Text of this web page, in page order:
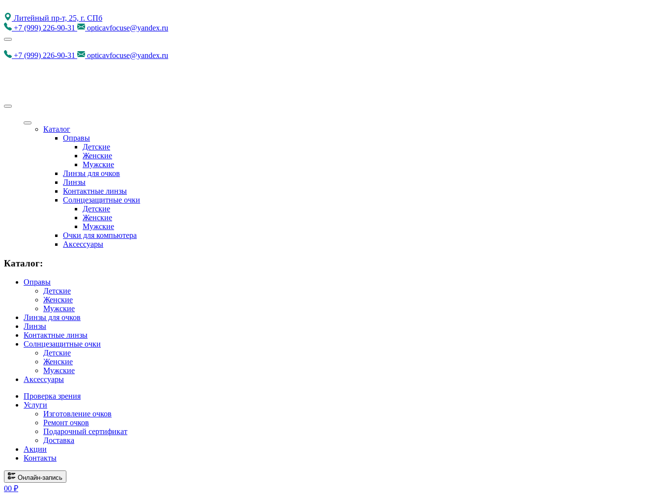
Литейный пр-т, 25, г. СПб
+7 (999) 226-90-31 opticavfocuse@yandex.ru
+7 (999) 226-90-31 opticavfocuse@yandex.ru
Каталог
Оправы
Детские
Женские
Мужские
Линзы для очков
Линзы
Контактные линзы
Солнцезащитные очки
Детские
Женские
Мужские
Очки для компьютера
Аксессуары
Каталог:
Оправы
Детские
Женские
Мужские
Линзы для очков
Линзы
Контактные линзы
Солнцезащитные очки
Детские
Женские
Мужские
Аксессуары
Проверка зрения
Услуги
Изготовление очков
Ремонт очков
Подарочный сертификат
Доставка
Акции
Контакты
Онлайн-запись
00 ₽